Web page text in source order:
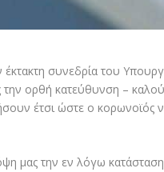
συνεδρία του
ορθή κατεύθυνση –
έτσι ώστε ο κορωνοϊός
μας την εν λόγω κατάσταση